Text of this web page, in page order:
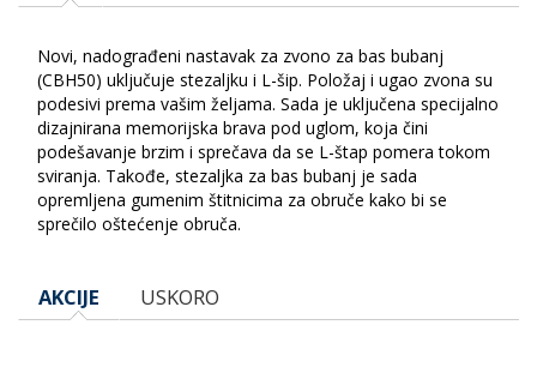
Novi, nadograđeni nastavak za zvono za bas bubanj
(CBH50) uključuje stezaljku i L-šip. Položaj i ugao zvona su
podesivi prema vašim željama. Sada je uključena specijalno
dizajnirana memorijska brava pod uglom, koja čini
podešavanje brzim i sprečava da se L-štap pomera tokom
sviranja. Takođe, stezaljka za bas bubanj je sada
opremljena gumenim štitnicima za obruče kako bi se
sprečilo oštećenje obruča.
AKCIJE USKORO